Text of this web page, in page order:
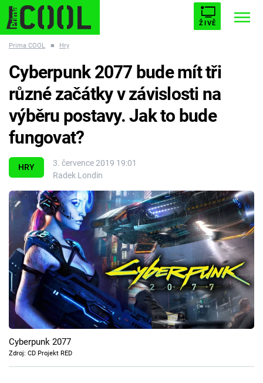
ŽIVĚ
ESCAPE PLNEJ KOTEL AVENGERS 5
Témata
Filmy
Seriály
Hry
Cool Esport
Pořady
TV Program
Prima COOL ■ Hry
HRY
3. července 2019 19:01
Radek Londin
Cyberpunk 2077 bude mít tři
různé začátky v závislosti na
výběru postavy. Jak to bude
fungovat?
Cyberpunk 2077
Zdroj: CD Projekt RED